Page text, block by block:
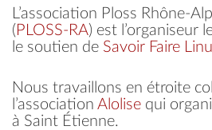
L’association Ploss Rhône-
( PLOSS-RA) est l’organiseur
le soutien de Savoir Faire
Nous travaillons en étroite
l’association Alolise qui
à Saint Étienne.